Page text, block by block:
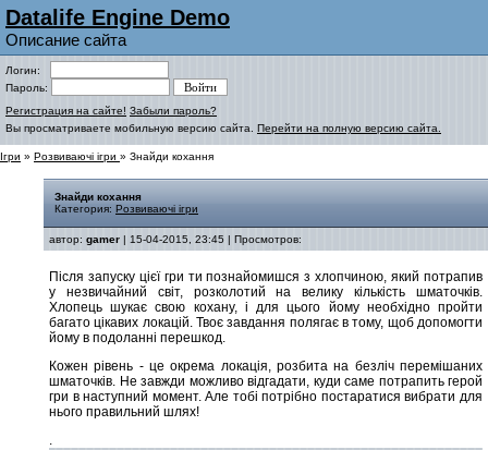
Datalife Engine Demo
Описание сайта
Логин:
Пароль:
Регистрация на сайте! Забыли пароль?
Вы просматриваете мобильную версию сайта. Перейти на полную версию сайта.
Ігри » Розвиваючі ігри » Знайди кохання
Знайди кохання
Категория: Розвиваючі ігри
автор: gamer | 15-04-2015, 23:45 | Просмотров:
Після запуску цієї гри ти познайомишся з хлопчиною, який потрапив
у незвичайний світ, розколотий на велику кількість шматочків.
Хлопець шукає свою кохану, і для цього йому необхідно пройти
багато цікавих локацій. Твоє завдання полягає в тому, щоб допомогти
йому в подоланні перешкод.
Кожен рівень - це окрема локація, розбита на безліч перемішаних
шматочків. Не завжди можливо відгадати, куди саме потрапить герой
гри в наступний момент. Але тобі потрібно постаратися вибрати для
нього правильний шлях!
.